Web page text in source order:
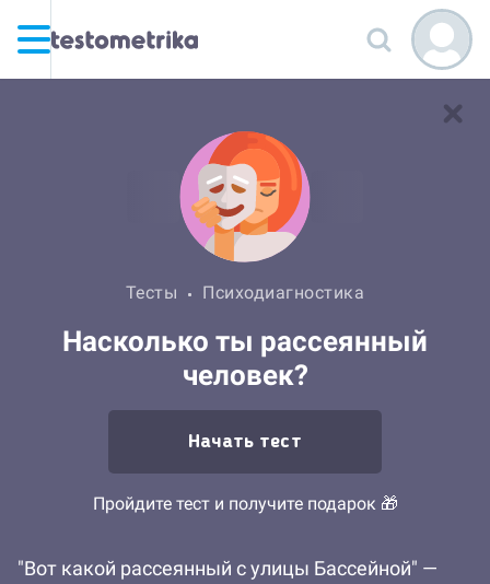
Тесты Психодиагностика
Насколько ты рассеянный
человек?
Начать тест
Пройдите тест и получите подарок 🎁
"Вот какой рассеянный с улицы Бассейной" —